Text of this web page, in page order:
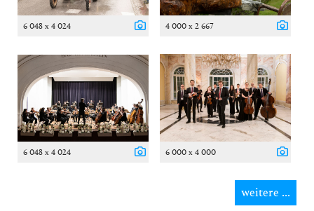
6 048 x 4 024 4 000 x 2 667
6 048 x 4 024 6 000 x 4 000
weitere ...